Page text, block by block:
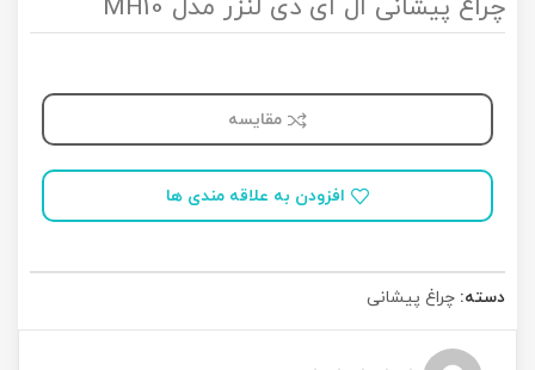
چراغ پیشانی ال ای دی لنزر مدل MH10
مقایسه
افزودن به علاقه مندی ها
دسته: چراغ پیشانی